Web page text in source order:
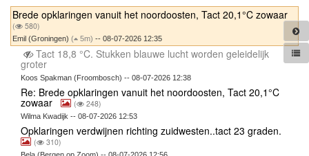
Brede opklaringen vanuit het noordoosten, Tact 20,1°C zowaar
( 580)
Emil (Groningen) ( 5m) -- 08-07-2026 12:35
Tact 18,8 °C. Stukken blauwe lucht worden geleidelijk
groter
Koos Spakman (Froombosch) -- 08-07-2026 12:38
Re: Brede opklaringen vanuit het noordoosten, Tact 20,1°C
zowaar ( 248)
Wilma Kwadijk -- 08-07-2026 12:53
Opklaringen verdwijnen richting zuidwesten..tact 23 graden.
( 310)